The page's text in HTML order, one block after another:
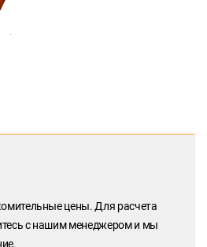
цены. Для расчета
с нашим менеджером и мы